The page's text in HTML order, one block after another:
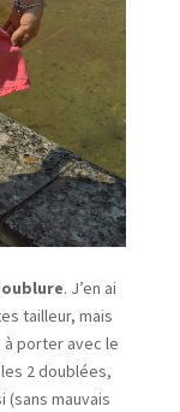
. J’en ai
tailleur, mais
porter avec le
2 doublées,
mauvais